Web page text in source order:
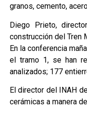
granos, cemento,
Diego Prieto,
construcción del Tren
En la conferencia
el tramo 1, se han
analizados; 177
El director del INAH
cerámicas a manera